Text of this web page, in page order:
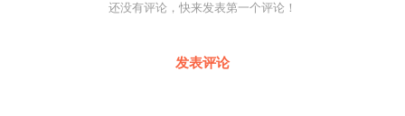
还没有评论，快来发表第一个评论！
发表评论